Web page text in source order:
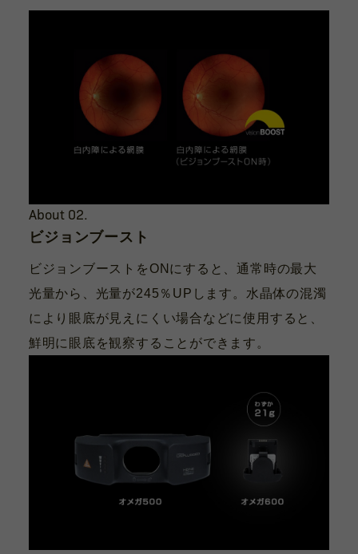
About 02.
ビジョンブースト
ビジョンブーストをONにすると、通常時の最大
光量から、光量が245％UPします。水晶体の混濁
により眼底が見えにくい場合などに使用すると、
鮮明に眼底を観察することができます。